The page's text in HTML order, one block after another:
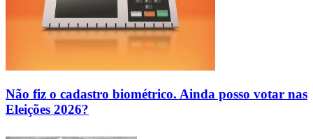
Não fiz o cadastro biométrico. Ainda posso votar nas
Eleições 2026?